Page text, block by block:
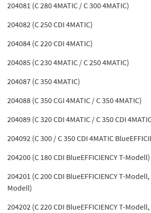
204081 (C 280 4MATIC / C 300 4MATIC)
204082 (C 250 CDI 4MATIC)
204084 (C 220 CDI 4MATIC)
204085 (C 230 4MATIC / C 250 4MATIC)
204087 (C 350 4MATIC)
204088 (C 350 CGI 4MATIC / C 350 4MATIC)
204089 (C 320 CDI 4MATIC / C 350 CDI
204092 (C 300 / C 350 CDI 4MATIC
204200 (C 180 CDI BlueEFFICIENCY T-Modell)
204201 (C 200 CDI BlueEFFICIENCY T-Modell,
Modell)
204202 (C 220 CDI BlueEFFICIENCY T-Modell,